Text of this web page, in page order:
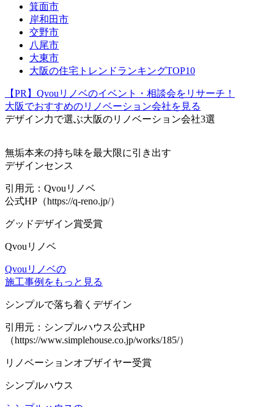
箕面市
岸和田市
交野市
八尾市
大東市
大阪の住宅トレンドランキングTOP10
【PR】Qvouリノベのイベント・相談会をリサーチ！
大阪でおすすめのリノベーション会社を見る
デザイン力で選ぶ大阪のリノベーション会社3選
無垢本来の持ち味を最大限に引き出す
デザインセンス
引用元：Qvouリノベ
公式HP（https://q-reno.jp/）
グッドデザイン賞受賞
Qvouリノベ
Qvouリノベの
施工事例をもっと見る
シンプルで落ち着くデザイン
引用元：シンプルハウス公式HP
（https://www.simplehouse.co.jp/works/185/）
リノベーションオブザイヤー受賞
シンプルハウス